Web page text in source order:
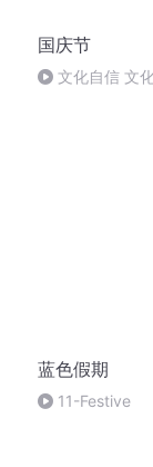
国庆节
文化自信 文
蓝色假期
11-Festive